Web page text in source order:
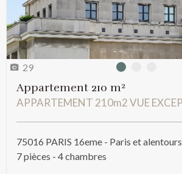
29 Photo 0
Appartement 210 m²
75016 PARIS 16eme - Paris et alentours
7 pièces - 4 chambres